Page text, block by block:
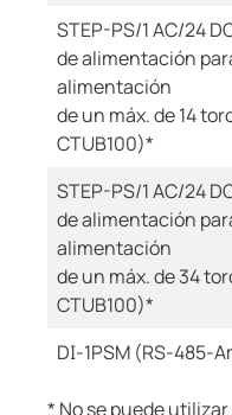
STEP-PS/1 AC/24
de alimentación
alimentación
de un máx. de 14
CTUB100)*
STEP-PS/1 AC/24
de alimentación
alimentación
de un máx. de 34
CTUB100)*
DI-1PSM (RS-485-
* No se puede utilizar